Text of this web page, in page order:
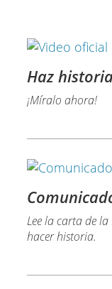
Haz
¡Míralo ahora!
Lee la carta de
hacer historia.